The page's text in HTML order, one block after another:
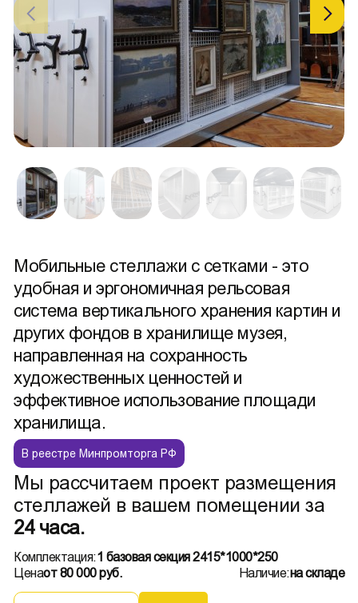
Мобильные стеллажи с сетками - это
удобная и эргономичная рельсовая
система вертикального хранения картин и
других фондов в хранилище музея,
направленная на сохранность
художественных ценностей и
эффективное использование площади
хранилища.
В реестре Минпромторга РФ
Мы рассчитаем проект размещения
стеллажей в вашем помещении за
24 часа.
Комплектация:1 базовая секция 2415*1000*250
Ценаот 80 000 руб. Наличие:на складе